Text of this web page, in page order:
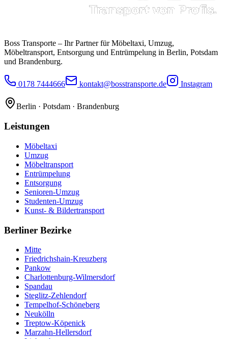
Boss Transporte – Ihr Partner für Möbeltaxi, Umzug,
Möbeltransport, Entsorgung und Entrümpelung in Berlin, Potsdam
und Brandenburg.
0178 7444666 kontakt@bosstransporte.de Instagram
Berlin · Potsdam · Brandenburg
Leistungen
Möbeltaxi
Umzug
Möbeltransport
Entrümpelung
Entsorgung
Senioren-Umzug
Studenten-Umzug
Kunst- & Bildertransport
Berliner Bezirke
Mitte
Friedrichshain-Kreuzberg
Pankow
Charlottenburg-Wilmersdorf
Spandau
Steglitz-Zehlendorf
Tempelhof-Schöneberg
Neukölln
Treptow-Köpenick
Marzahn-Hellersdorf